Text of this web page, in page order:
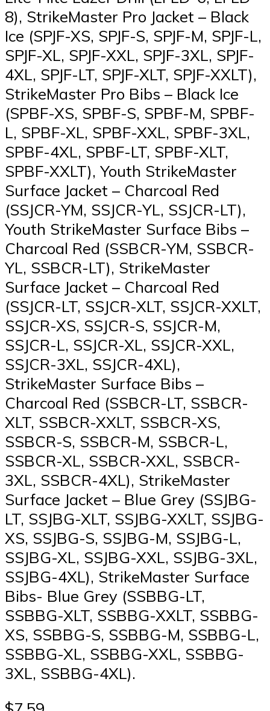
8), StrikeMaster Pro Jacket – Black
Ice (SPJF-XS, SPJF-S, SPJF-M, SPJF-L,
SPJF-XL, SPJF-XXL, SPJF-3XL, SPJF-
4XL, SPJF-LT, SPJF-XLT, SPJF-XXLT),
StrikeMaster Pro Bibs – Black Ice
(SPBF-XS, SPBF-S, SPBF-M, SPBF-
L, SPBF-XL, SPBF-XXL, SPBF-3XL,
SPBF-4XL, SPBF-LT, SPBF-XLT,
SPBF-XXLT), Youth StrikeMaster
Surface Jacket – Charcoal Red
(SSJCR-YM, SSJCR-YL, SSJCR-LT),
Youth StrikeMaster Surface Bibs –
Charcoal Red (SSBCR-YM, SSBCR-
YL, SSBCR-LT), StrikeMaster
Surface Jacket – Charcoal Red
(SSJCR-LT, SSJCR-XLT, SSJCR-XXLT,
SSJCR-XS, SSJCR-S, SSJCR-M,
SSJCR-L, SSJCR-XL, SSJCR-XXL,
SSJCR-3XL, SSJCR-4XL),
StrikeMaster Surface Bibs –
Charcoal Red (SSBCR-LT, SSBCR-
XLT, SSBCR-XXLT, SSBCR-XS,
SSBCR-S, SSBCR-M, SSBCR-L,
SSBCR-XL, SSBCR-XXL, SSBCR-
3XL, SSBCR-4XL), StrikeMaster
Surface Jacket – Blue Grey (SSJBG-
LT, SSJBG-XLT, SSJBG-XXLT, SSJBG-
XS, SSJBG-S, SSJBG-M, SSJBG-L,
SSJBG-XL, SSJBG-XXL, SSJBG-3XL,
SSJBG-4XL), StrikeMaster Surface
Bibs- Blue Grey (SSBBG-LT,
SSBBG-XLT, SSBBG-XXLT, SSBBG-
XS, SSBBG-S, SSBBG-M, SSBBG-L,
SSBBG-XL, SSBBG-XXL, SSBBG-
3XL, SSBBG-4XL).